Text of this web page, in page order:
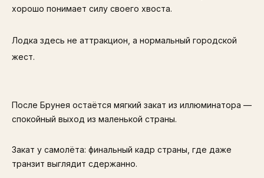
хорошо понимает силу своего хвоста.
Лодка здесь не аттракцион, а нормальный городской
жест.
После Брунея остаётся мягкий закат из иллюминатора —
спокойный выход из маленькой страны.
Закат у самолёта: финальный кадр страны, где даже
транзит выглядит сдержанно.